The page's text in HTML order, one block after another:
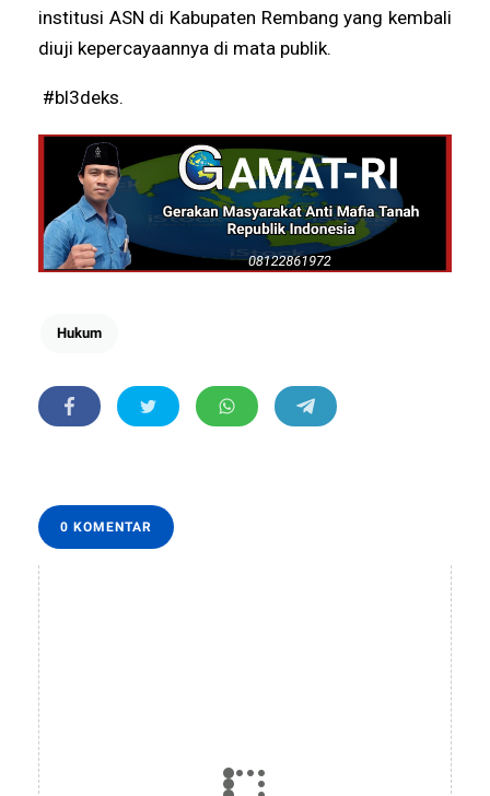
institusi ASN di Kabupaten Rembang yang kembali
diuji kepercayaannya di mata publik.
#bl3deks.
Hukum
0 KOMENTAR